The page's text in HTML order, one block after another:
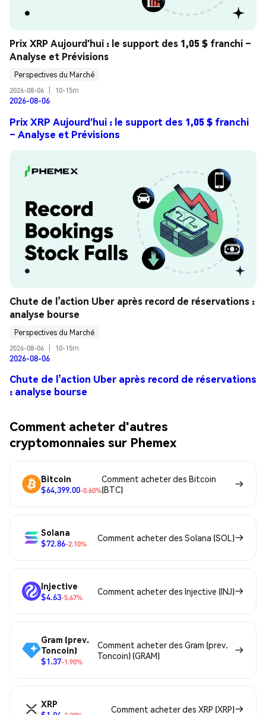
Prix XRP Aujourd'hui : le support des 1,05 $ franchi –
Analyse et Prévisions
Perspectives du Marché
2026-08-06
10-15m
2026-08-06
Prix XRP Aujourd'hui : le support des 1,05 $ franchi
– Analyse et Prévisions
Chute de l’action Uber après record de réservations :
analyse bourse
Perspectives du Marché
2026-08-06
10-15m
2026-08-06
Chute de l’action Uber après record de réservations
: analyse bourse
Comment acheter d'autres
cryptomonnaies sur Phemex
Bitcoin
$64,399.00-0.60%
Comment acheter des Bitcoin
(BTC)
Solana
$72.86-2.10%
Comment acheter des Solana (SOL)
Injective
$4.63-5.47%
Comment acheter des Injective (INJ)
Gram (prev.
Toncoin)
$1.37-1.90%
Comment acheter des Gram (prev.
Toncoin) (GRAM)
XRP
Comment acheter des XRP (XRP)